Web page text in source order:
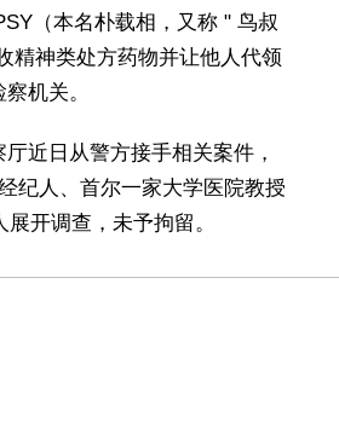
（本名朴载相，又称 " 鸟叔
精神类处方药物并让他人代领
机关。
近日从警方接手相关案件，
纪人、首尔一家大学医院教授
开调查，未予拘留。